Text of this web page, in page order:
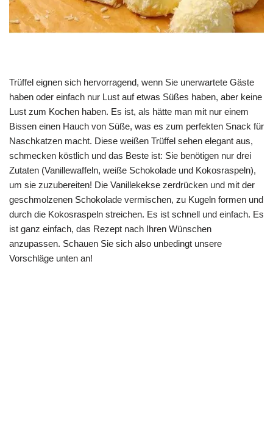
Trüffel eignen sich hervorragend, wenn Sie unerwartete Gäste
haben oder einfach nur Lust auf etwas Süßes haben, aber keine
Lust zum Kochen haben. Es ist, als hätte man mit nur einem
Bissen einen Hauch von Süße, was es zum perfekten Snack für
Naschkatzen macht. Diese weißen Trüffel sehen elegant aus,
schmecken köstlich und das Beste ist: Sie benötigen nur drei
Zutaten (Vanillewaffeln, weiße Schokolade und Kokosraspeln),
um sie zuzubereiten! Die Vanillekekse zerdrücken und mit der
geschmolzenen Schokolade vermischen, zu Kugeln formen und
durch die Kokosraspeln streichen. Es ist schnell und einfach. Es
ist ganz einfach, das Rezept nach Ihren Wünschen
anzupassen. Schauen Sie sich also unbedingt unsere
Vorschläge unten an!